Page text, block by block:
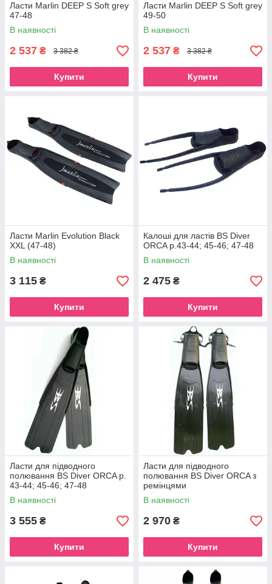
Ласти Marlin DEEP S Soft grey
47-48
В наявності
2 537 ₴ 3 382 ₴
Купити
Ласти Marlin DEEP S Soft grey
49-50
В наявності
2 537 ₴ 3 382 ₴
Купити
Ласти Marlin Evolution Black
XXL (47-48)
В наявності
3 115 ₴
Купити
Калоші для ластів BS Diver
ORCA р.43-44; 45-46; 47-48
В наявності
2 475 ₴
Купити
Ласти для підводного
полювання BS Diver ORCA р.
43-44; 45-46; 47-48
В наявності
3 555 ₴
Купити
Ласти для підводного
полювання BS Diver ORCA з
ремінцями
В наявності
2 970 ₴
Купити